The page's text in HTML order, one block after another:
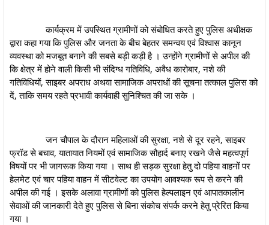
कार्यक्रम में उपस्थित ग्रामीणों को संबोधित करते हुए पुलिस अधीक्षक
द्वारा कहा गया कि पुलिस और जनता के बीच बेहतर समन्वय एवं विश्वास कानून
व्यवस्था को मजबूत बनाने की सबसे बड़ी कड़ी है । उन्होंने ग्रामीणों से अपील की
कि क्षेत्र में होने वाली किसी भी संदिग्ध गतिविधि, अवैध कारोबार, नशे की
गतिविधियों, साइबर अपराध अथवा सामाजिक अपराधों की सूचना तत्काल पुलिस को
दें, ताकि समय रहते प्रभावी कार्यवाही सुनिश्चित की जा सके ।
जन चौपाल के दौरान महिलाओं की सुरक्षा, नशे से दूर रहने, साइबर
फ्रॉड से बचाव, यातायात नियमों एवं सामाजिक सौहार्द बनाए रखने जैसे महत्वपूर्ण
विषयों पर भी जागरूक किया गया । साथ ही सड़क सुरक्षा हेतु दो पहिया वाहनों पर
हेलमेट एवं चार पहिया वाहन में सीटवेल्ट का उपयोग आवश्यक रूप से करने की
अपील की गई । इसके अलावा ग्रामीणों को पुलिस हेल्पलाइन एवं आपातकालीन
सेवाओं की जानकारी देते हुए पुलिस से बिना संकोच संपर्क करने हेतु प्रेरित किया
गया ।